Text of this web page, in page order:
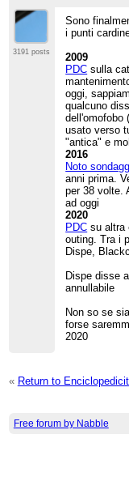
3191 posts
Sono
i punti
2009
PDC sulla
oggi,
qualcuno
dell'omofobo
usato verso
"antica" e
2016
Noto
anni prima.
per 38 volte.
ad oggi
2020
PDC su altra
outing. Tra i
Dispe,
Dispe disse
annullabile
Non so se
forse
2020
« Return to
Free forum by Nabble